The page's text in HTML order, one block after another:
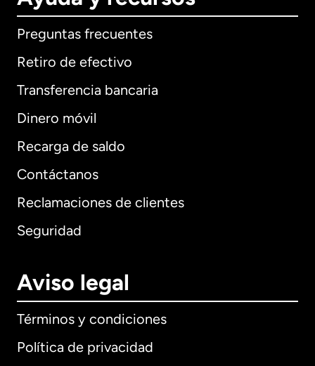
Preguntas frecuentes
Retiro de efectivo
Transferencia bancaria
Dinero móvil
Recarga de saldo
Contáctanos
Reclamaciones de clientes
Seguridad
Aviso legal
Términos y condiciones
Política de privacidad